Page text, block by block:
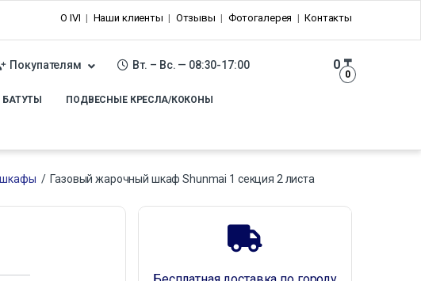
О IVI Наши клиенты Отзывы Фотогалерея Контакты
Покупателям Вт. – Вс. — 08:30-17:00
0
0₸
БАТУТЫ ПОДВЕСНЫЕ КРЕСЛА/КОКОНЫ
шкафы / Газовый жарочный шкаф Shunmai 1 секция 2 листа